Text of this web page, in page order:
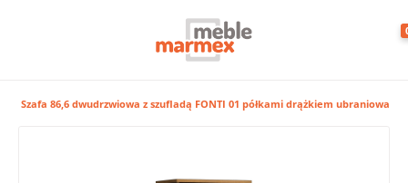
Szafa 86,6 dwudrzwiowa z szufladą FONTI 01 półkami drążkiem ubraniowa